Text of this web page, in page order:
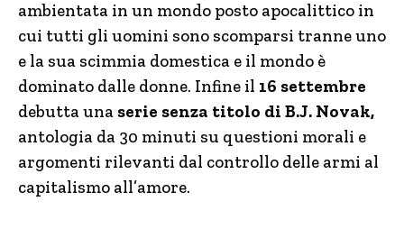
ambientata in un mondo posto apocalittico in
cui tutti gli uomini sono scomparsi tranne uno
e la sua scimmia domestica e il mondo è
dominato dalle donne. Infine il 16 settembre
debutta una serie senza titolo di B.J. Novak,
antologia da 30 minuti su questioni morali e
argomenti rilevanti dal controllo delle armi al
capitalismo all’amore.